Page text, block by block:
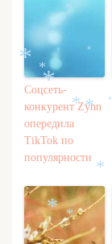
Соцсеть-
конкурент Zynn
опередила
TikTok по
популярности
*
*
*
*
*
*
*
*
*
*
*